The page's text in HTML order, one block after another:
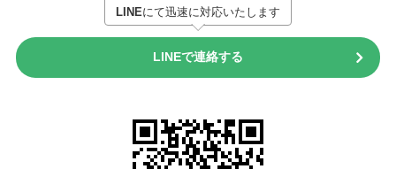
LINEにて迅速に対応いたします
LINEで連絡する